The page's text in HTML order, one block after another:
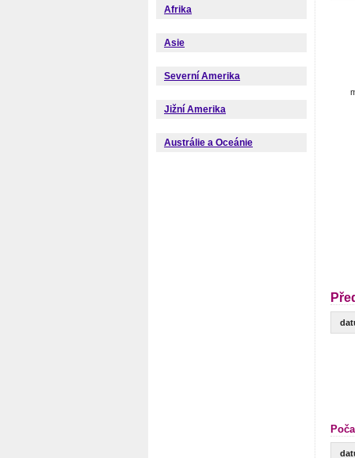
Afrika
Asie
Severní Amerika
Jižní Amerika
Austrálie a Oceánie